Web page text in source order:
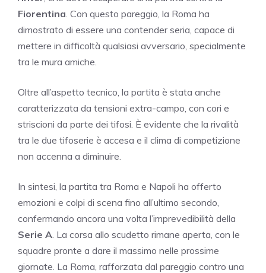
Fiorentina . Con questo pareggio, la Roma ha
dimostrato di essere una contender seria, capace di
mettere in difficoltà qualsiasi avversario, specialmente
tra le mura amiche.
Oltre all’aspetto tecnico, la partita è stata anche
caratterizzata da tensioni extra-campo, con cori e
striscioni da parte dei tifosi. È evidente che la rivalità
tra le due tifoserie è accesa e il clima di competizione
non accenna a diminuire.
In sintesi, la partita tra Roma e Napoli ha offerto
emozioni e colpi di scena fino all’ultimo secondo,
confermando ancora una volta l’imprevedibilità della
Serie A . La corsa allo scudetto rimane aperta, con le
squadre pronte a dare il massimo nelle prossime
giornate. La Roma, rafforzata dal pareggio contro una